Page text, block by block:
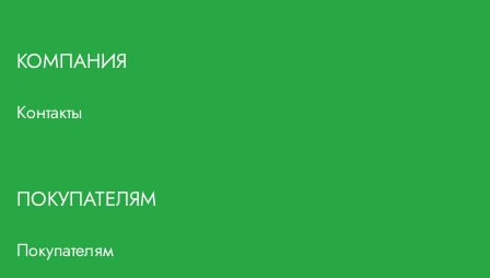
КОМПАНИЯ
Контакты
ПОКУПАТЕЛЯМ
Покупателям